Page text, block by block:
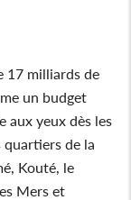
17 milliards de
un budget
aux yeux dès les
quartiers de la
Kouté, le
Mers et